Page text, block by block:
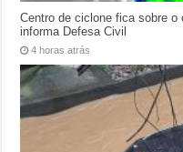
Centro de ciclone fica sobre o
informa Defesa Civil
4 horas atrás